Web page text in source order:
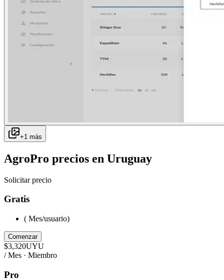
+1 más
AgroPro precios en Uruguay
Solicitar precio
Gratis
( Mes/usuario)
Comenzar
$3,320UYU
/ Mes · Miembro
Pro